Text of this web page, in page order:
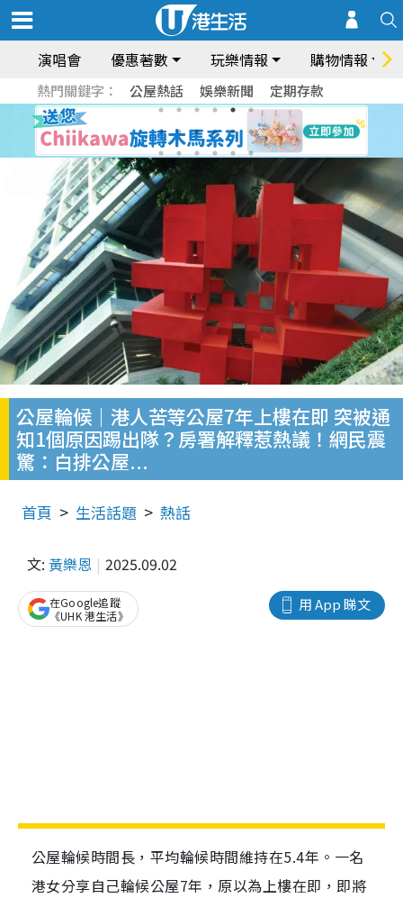
演唱會 優惠著數 玩樂情報 購物情報
熱門關鍵字： 公屋熱話 娛樂新聞 定期存款
公屋輪候｜港人苦等公屋7年上樓在即 突被通
知1個原因踢出隊？房署解釋惹熱議！網民震
驚：白排公屋...
首頁 生活話題 熱話
文: 黃樂恩 2025.09.02
用 App 睇文
在Google追蹤
《UHK 港生活》
公屋輪候時間長，平均輪候時間維持在5.4年。一名
港女分享自己輪候公屋7年，原以為上樓在即，即將